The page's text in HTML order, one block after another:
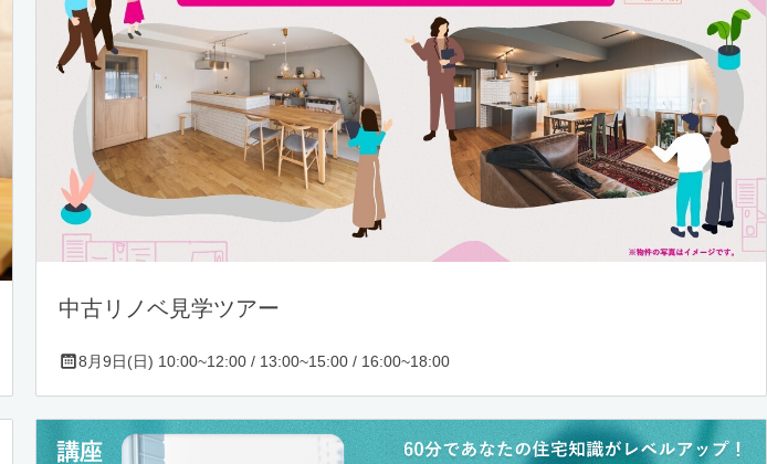
中古リノベ見学ツアー
8月9日(日) 10:00~12:00 / 13:00~15:00 / 16:00~18:00